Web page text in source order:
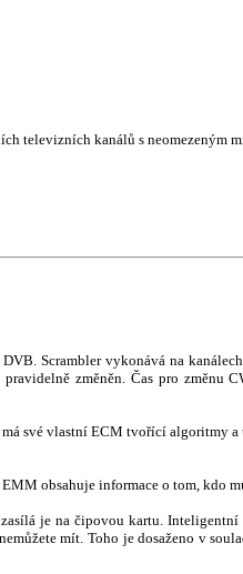
televizních kanálů s neomezeným
Scrambler vykonává na
změněn. Čas pro změnu
své vlastní ECM tvořící algoritmy
obsahuje informace o tom, kdo
je na čipovou kartu.
mít. Toho je dosaženo v